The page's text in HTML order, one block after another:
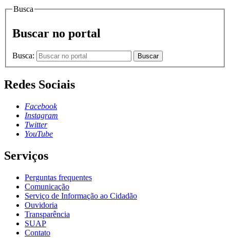
Busca
Buscar no portal
Busca: Buscar
Redes Sociais
Facebook
Instagram
Twitter
YouTube
Serviços
Perguntas frequentes
Comunicação
Serviço de Informação ao Cidadão
Ouvidoria
Transparência
SUAP
Contato